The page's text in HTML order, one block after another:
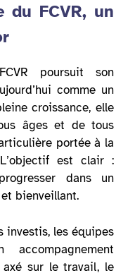
du FCVR, un
poursuit son
comme un
croissance, elle
âges et de tous
portée à la
est clair :
dans un
bienveillant.
investis, les équipes
accompagnement
sur le travail, le